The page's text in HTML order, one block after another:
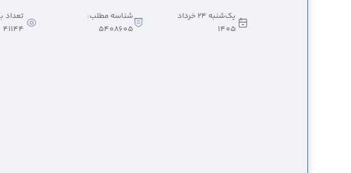
یک‌شنبه 24 خرداد
1405
شناسه مطلب:
5408605
تعداد
41144